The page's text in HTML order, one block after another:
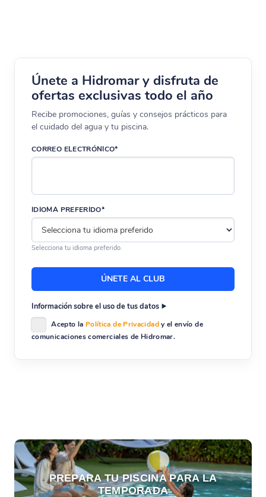
Únete a Hidromar y disfruta de
ofertas exclusivas todo el año
Recibe promociones, guías y consejos prácticos para
el cuidado del agua y tu piscina.
CORREO ELECTRÓNICO*
IDIOMA PREFERIDO*
Selecciona tu idioma preferido.
Información sobre el uso de tus datos
Acepto la Política de Privacidady el envío de
comunicaciones comerciales de Hidromar.
PREPARA TU PISCINA PARA LA
TEMPORADA